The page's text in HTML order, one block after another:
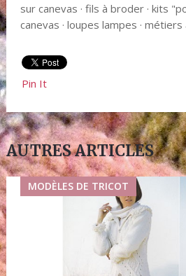
sur canevas · fils à broder · kits
canevas · loupes lampes ·
Pin It
AUTRES ARTICLES
MODÈLES DE TRICOT